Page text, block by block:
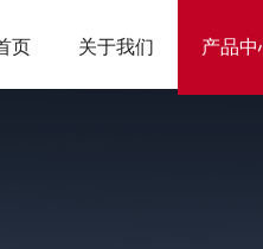
页 关于我们 产品中